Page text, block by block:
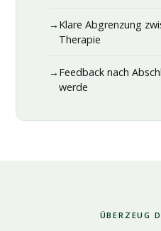
Klare Abgrenzung
Therapie
Feedback nach
werde
ÜBERZEUG